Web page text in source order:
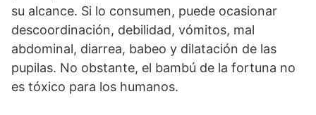
su alcance. Si lo consumen, puede ocasionar
descoordinación, debilidad, vómitos, mal
abdominal, diarrea, babeo y dilatación de las
pupilas. No obstante, el bambú de la fortuna no
es tóxico para los humanos.